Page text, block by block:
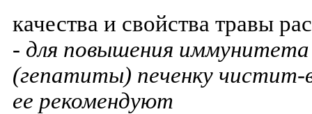
качества и свойства травы
- для повышения иммунитета
(гепатиты) печенку чистит-
ее рекомендуют